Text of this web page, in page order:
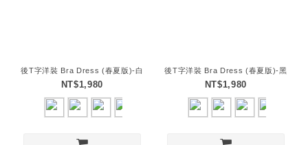
後T字洋裝 Bra Dress (春夏版)-白
NT$1,980
後T字洋裝 Bra Dress (春夏版)-黑
NT$1,980